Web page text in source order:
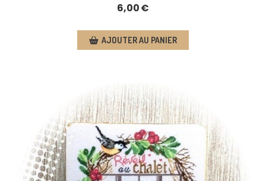
6,00€
AJOUTER AU PANIER